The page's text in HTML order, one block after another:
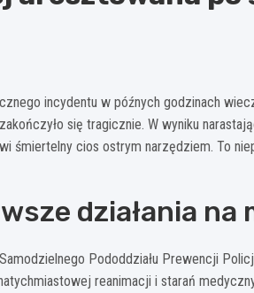
incydentu w późnych godzinach
się tragicznie. W wyniku
śmiertelny cios ostrym narzędziem. To
działania na
Pododdziału Prewencji
reanimacji i starań